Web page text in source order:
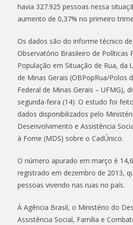
havia 327.925 pessoas nessa
aumento de 0,37% no primeiro
Os dados são do informe técnico
Observatório Brasileiro de Políticas
População em Situação de Rua, da
de Minas Gerais (OBPopRua/Polos
Federal de Minas Gerais – UFMG),
segunda-feira (14). O estudo foi
dados disponibilizados pelo
Desenvolvimento e Assistência
à Fome (MDS) sobre o CadÚnico.
O número apurado em março é
registrado em dezembro de 2013,
pessoas vivendo nas ruas no país.
À Agência Brasil, o Ministério do
Assistência Social, Família e